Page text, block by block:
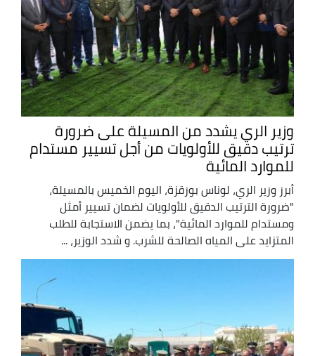
وزير الري يشدد من المسيلة على ضرورة
ترتيب دقيق للأولويات من أجل تسيير مستدام
للموارد المائية
أبرز وزير الري، لوناس بوزقزة، اليوم الخميس بالمسيلة،
"ضرورة الترتيب الدقيق للأولويات لضمان تسيير أمثل
ومستدام للموارد المائية"، بما يضمن الاستجابة للطلب
المتزايد على المياه الصالحة للشرب. و شدد الوزير، ...